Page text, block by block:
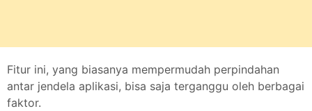
Fitur ini, yang biasanya mempermudah perpindahan
antar jendela aplikasi, bisa saja terganggu oleh berbagai
faktor.